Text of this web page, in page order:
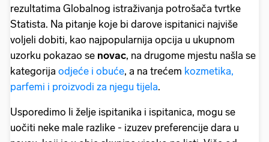
rezultatima Globalnog istraživanja potrošača tvrtke
Statista. Na pitanje koje bi darove ispitanici najviše
voljeli dobiti, kao najpopularnija opcija u ukupnom
uzorku pokazao se novac, na drugome mjestu našla se
kategorija odjeće i obuće, a na trećem kozmetika,
parfemi i proizvodi za njegu tijela.
Usporedimo li želje ispitanika i ispitanica, mogu se
uočiti neke male razlike - izuzev preferencije dara u